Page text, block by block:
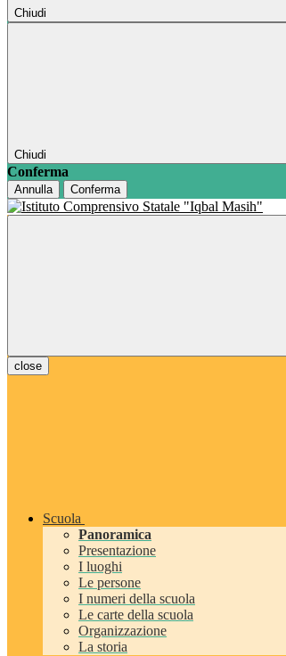
Chiudi
Chiudi
Conferma
Annulla Conferma
close
Scuola
Panoramica
Presentazione
I luoghi
Le persone
I numeri della scuola
Le carte della scuola
Organizzazione
La storia